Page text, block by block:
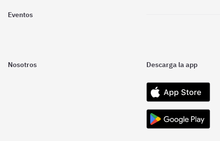
Eventos
Nosotros Descarga la app